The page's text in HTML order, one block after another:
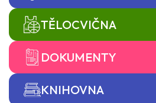
TĚLOCVIČNA
DOKUMENTY
KNIHOVNA